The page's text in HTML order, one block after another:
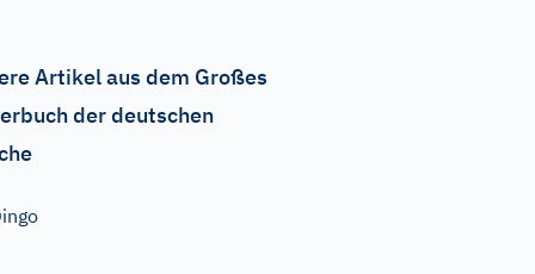
Artikel aus dem Großes
der deutschen